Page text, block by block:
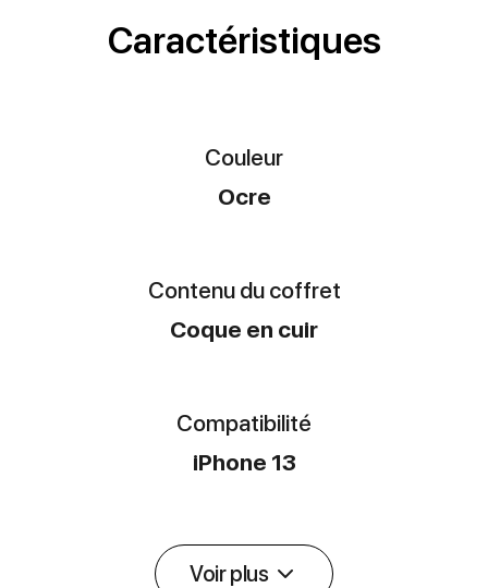
Caractéristiques
Couleur
Ocre
Contenu du coffret
Coque en cuir
Compatibilité
iPhone 13
Voir plus